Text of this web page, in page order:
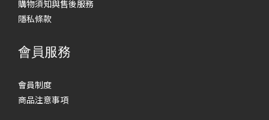
購物須知與售後服務
隱私條款
會員服務
會員制度
商品注意事項